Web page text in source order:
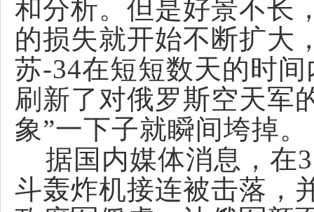
和分析。但是好景不长
的损失就开始不断扩大
苏-34在短短数天的时
刷新了对俄罗斯空天军
象”一下子就瞬间垮掉。
据国内媒体消息，在
斗轰炸机接连被击落，